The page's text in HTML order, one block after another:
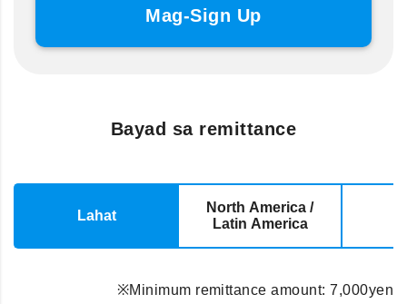
Mag-Sign Up
Bayad sa remittance
Lahat
North America /
Latin America
※Minimum remittance amount: 7,000yen